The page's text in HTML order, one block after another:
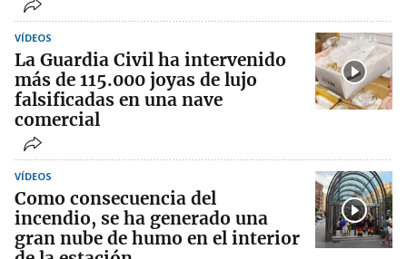
VÍDEOS
La Guardia Civil ha intervenido
más de 115.000 joyas de lujo
falsificadas en una nave
comercial
VÍDEOS
Como consecuencia del
incendio, se ha generado una
gran nube de humo en el interior